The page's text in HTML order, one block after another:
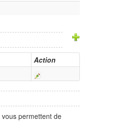
Action
vous permettent de